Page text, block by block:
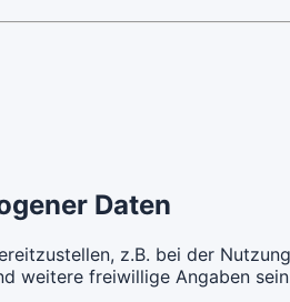
Daten
z.B. bei der
weitere freiwillige Angaben